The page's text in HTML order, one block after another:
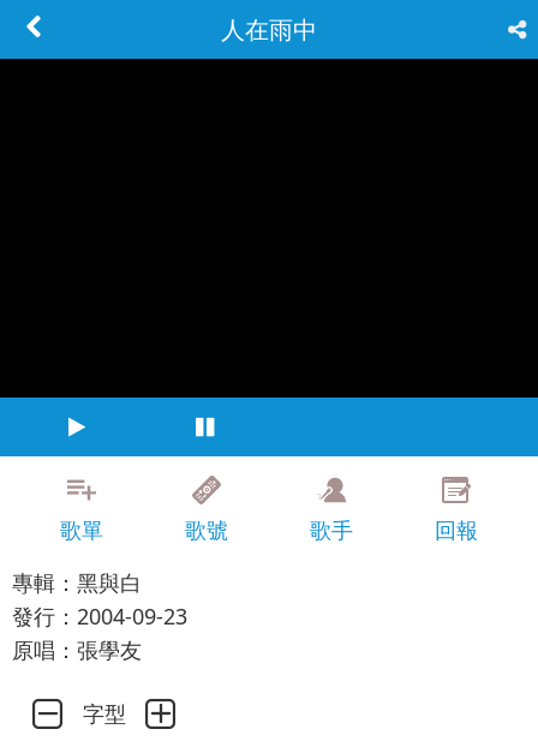
人在雨中
歌單 歌號 歌手
回報
專輯：黑與白
發行：2004-09-23
原唱：張學友
字型